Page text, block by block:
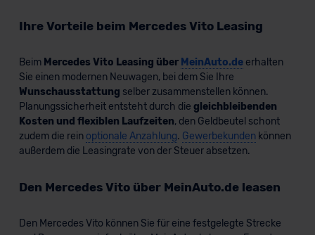
Verkauf startet in Kürze
Bald verfügbar
Ihre Vorteile beim Mercedes Vito Leasing
Beim Mercedes Vito Leasing über MeinAuto.deerhalten
Sie einen modernen Neuwagen, bei dem Sie Ihre
Wunschausstattung selber zusammenstellen können.
Planungssicherheit entsteht durch die gleichbleibenden
Kosten und flexiblen Laufzeiten, den Geldbeutel schont
zudem die rein optionale Anzahlung. Gewerbekundenkönnen
außerdem die Leasingrate von der Steuer absetzen.
Den Mercedes Vito über MeinAuto.de leasen
Den Mercedes Vito können Sie für eine festgelegte Strecke